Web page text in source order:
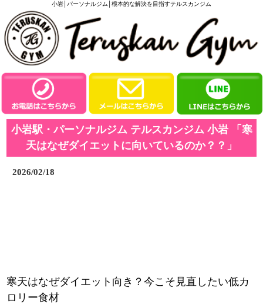
小岩│パーソナルジム│根本的な解決を目指すテルスカンジム
小岩駅・パーソナルジム テルスカンジム 小岩 「寒
天はなぜダイエットに向いているのか？？」
2026/02/18
寒天はなぜダイエット向き？今こそ見直したい低カ
ロリー食材